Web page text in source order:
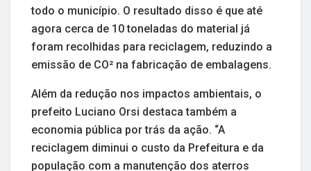
todo o município. O resultado disso é que até
agora cerca de 10 toneladas do material já
foram recolhidas para reciclagem, reduzindo a
emissão de CO² na fabricação de embalagens.
Além da redução nos impactos ambientais, o
prefeito Luciano Orsi destaca também a
economia pública por trás da ação. “A
reciclagem diminui o custo da Prefeitura e da
população com a manutenção dos aterros